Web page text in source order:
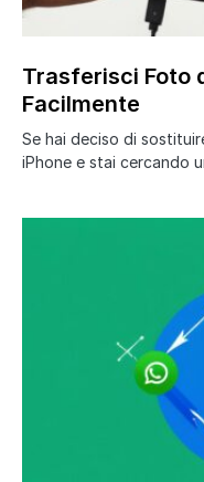
Trasferisci Foto
Facilmente
Se hai deciso di
iPhone e stai cercando